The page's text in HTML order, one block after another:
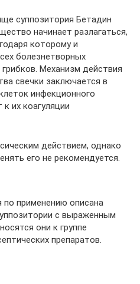
суппозитория Бетадин
начинает разлагаться,
которому и
болезнетворных
Механизм действия
свечки заключается в
инфекционного
их коагуляции
действием, однако
его не рекомендуется.
по применению описана
с выраженным
они к группе
препаратов.